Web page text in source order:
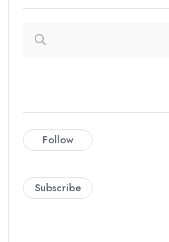
Follow
Subscribe